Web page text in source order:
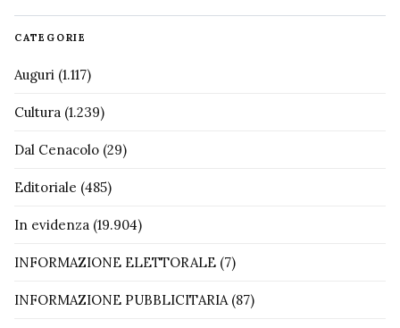
CATEGORIE
Auguri (1.117)
Cultura (1.239)
Dal Cenacolo (29)
Editoriale (485)
In evidenza (19.904)
INFORMAZIONE ELETTORALE (7)
INFORMAZIONE PUBBLICITARIA(87)